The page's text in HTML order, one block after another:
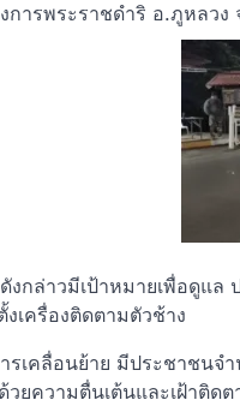
การพระราชดำริ อ.ภูหลวง
งกล่าวมีเป้าหมายเพื่อดูแ
เครื่องติดตามตัวช้าง
รเคลื่อนย้าย มีประชาชน
วยความตื่นเต้นและเฝ้าติด